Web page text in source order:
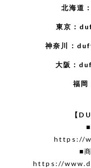
北海道：
東京：
神奈川：
大阪：
福岡
【
https://
■
https://